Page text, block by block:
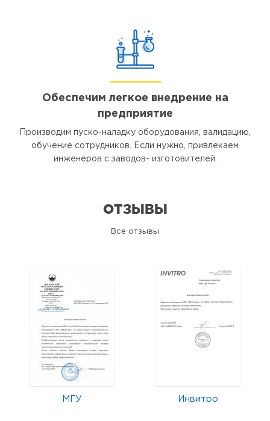
Обеспечим легкое внедрение на
предприятие
Производим пуско-наладку оборудования, валидацию,
обучение сотрудников. Если нужно, привлекаем
инженеров с заводов- изготовителей.
ОТЗЫВЫ
Все отзывы
МГУ Инвитро